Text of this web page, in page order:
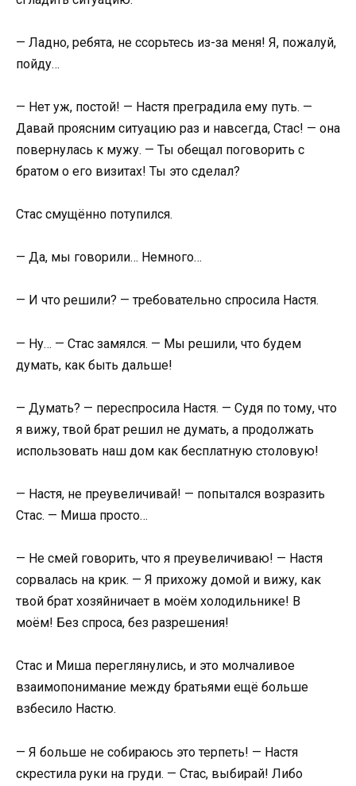
— Ладно, ребята, не ссорьтесь из-за меня! Я, пожалуй,
пойду…
— Нет уж, постой! — Настя преградила ему путь. —
Давай проясним ситуацию раз и навсегда, Стас! — она
повернулась к мужу. — Ты обещал поговорить с
братом о его визитах! Ты это сделал?
Стас смущённо потупился.
— Да, мы говорили… Немного…
— И что решили? — требовательно спросила Настя.
— Ну… — Стас замялся. — Мы решили, что будем
думать, как быть дальше!
— Думать? — переспросила Настя. — Судя по тому, что
я вижу, твой брат решил не думать, а продолжать
использовать наш дом как бесплатную столовую!
— Настя, не преувеличивай! — попытался возразить
Стас. — Миша просто…
— Не смей говорить, что я преувеличиваю! — Настя
сорвалась на крик. — Я прихожу домой и вижу, как
твой брат хозяйничает в моём холодильнике! В
моём! Без спроса, без разрешения!
Стас и Миша переглянулись, и это молчаливое
взаимопонимание между братьями ещё больше
взбесило Настю.
— Я больше не собираюсь это терпеть! — Настя
скрестила руки на груди. — Стас, выбирай! Либо